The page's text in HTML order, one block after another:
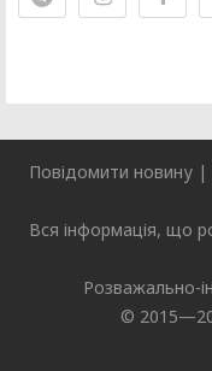
Повідомити новину|
Вся інформація, що
Розважально-
©